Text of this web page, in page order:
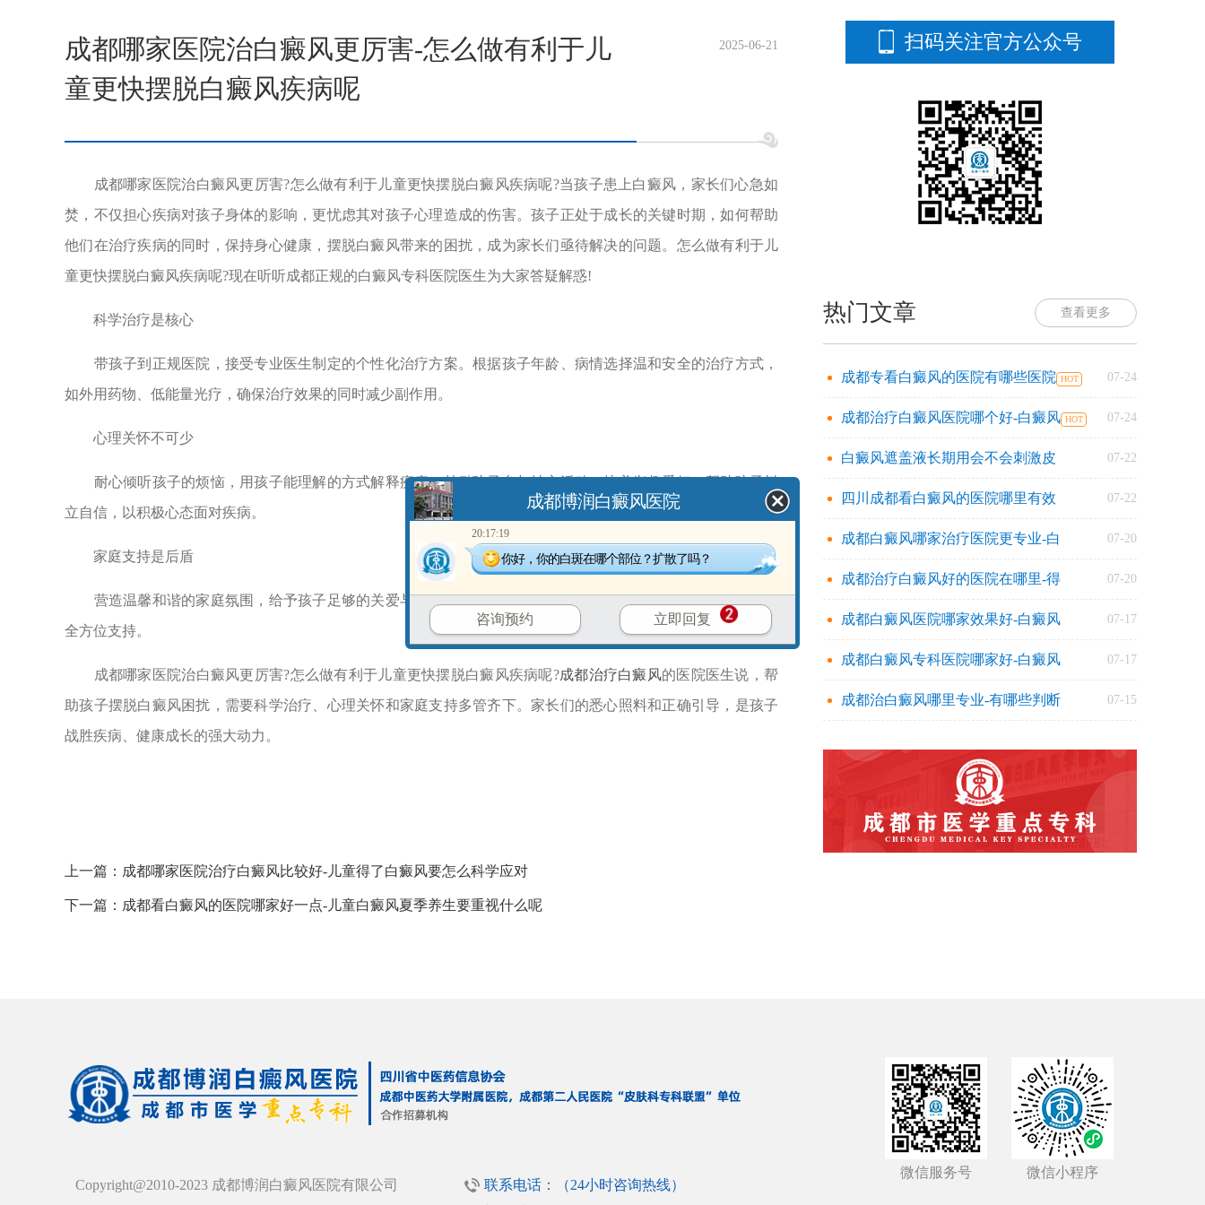
成都哪家医院治白癜风更厉害-怎么做有利于儿
童更快摆脱白癜风疾病呢
2025-06-21
成都哪家医院治白癜风更厉害?怎么做有利于儿童更快摆脱白癜风疾病呢?当孩子患上白癜风，家长们心急如
焚，不仅担心疾病对孩子身体的影响，更忧虑其对孩子心理造成的伤害。孩子正处于成长的关键时期，如何帮助
他们在治疗疾病的同时，保持身心健康，摆脱白癜风带来的困扰，成为家长们亟待解决的问题。怎么做有利于儿
童更快摆脱白癜风疾病呢?现在听听成都正规的白癜风专科医院医生为大家答疑解惑!
科学治疗是核心
带孩子到正规医院，接受专业医生制定的个性化治疗方案。根据孩子年龄、病情选择温和安全的治疗方式，
如外用药物、低能量光疗，确保治疗效果的同时减少副作用。
心理关怀不可少
耐心倾听孩子的烦恼，用孩子能理解的方式解释疾病。鼓励孩子参与社交活动，培养兴趣爱好，帮助孩子树
立自信，以积极心态面对疾病。
家庭支持是后盾
营造温馨和谐的家庭氛围，给予孩子足够的关爱与陪伴。在饮食、生活起居上精心照料，为孩子的康复提供
全方位支持。
成都哪家医院治白癜风更厉害?怎么做有利于儿童更快摆脱白癜风疾病呢?成都治疗白癜风的医院医生说，帮
助孩子摆脱白癜风困扰，需要科学治疗、心理关怀和家庭支持多管齐下。家长们的悉心照料和正确引导，是孩子
战胜疾病、健康成长的强大动力。
上一篇： 成都哪家医院治疗白癜风比较好-儿童得了白癜风要怎么科学应对
下一篇： 成都看白癜风的医院哪家好一点-儿童白癜风夏季养生要重视什么呢
扫码关注官方公众号
热门文章 查看更多
成都专看白癜风的医院有哪些医院 07-24
成都治疗白癜风医院哪个好-白癜风 07-24
白癜风遮盖液长期用会不会刺激皮 07-22
四川成都看白癜风的医院哪里有效 07-22
成都白癜风哪家治疗医院更专业-白 07-20
成都治疗白癜风好的医院在哪里-得 07-20
成都白癜风医院哪家效果好-白癜风 07-17
成都白癜风专科医院哪家好-白癜风 07-17
成都治白癜风哪里专业-有哪些判断 07-15
Copyright@2010-2023 成都博润白癜风医院有限公司
联系电话：（24小时咨询热线）
微信服务号 微信小程序
成都博润白癜风医院
20:17:19
你好，你的白斑在哪个部位？扩散了吗？
咨询预约 立即回复